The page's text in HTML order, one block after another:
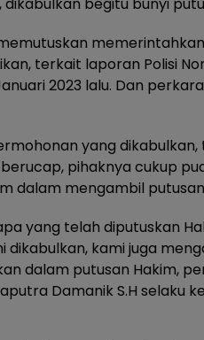
terkait laporan Polisi
2023 lalu. Dan
yang
pihaknya cukup
dalam mengambil
yang telah diputuskan
dikabulkan, kami juga
dalam putusan Hakim,
Damanik S.H selaku